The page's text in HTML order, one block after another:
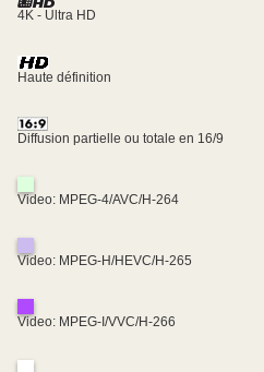
4K - Ultra HD
Haute définition
Diffusion partielle ou totale en 16/9
Video: MPEG-4/AVC/H-264
Video: MPEG-H/HEVC/H-265
Video: MPEG-I/VVC/H-266